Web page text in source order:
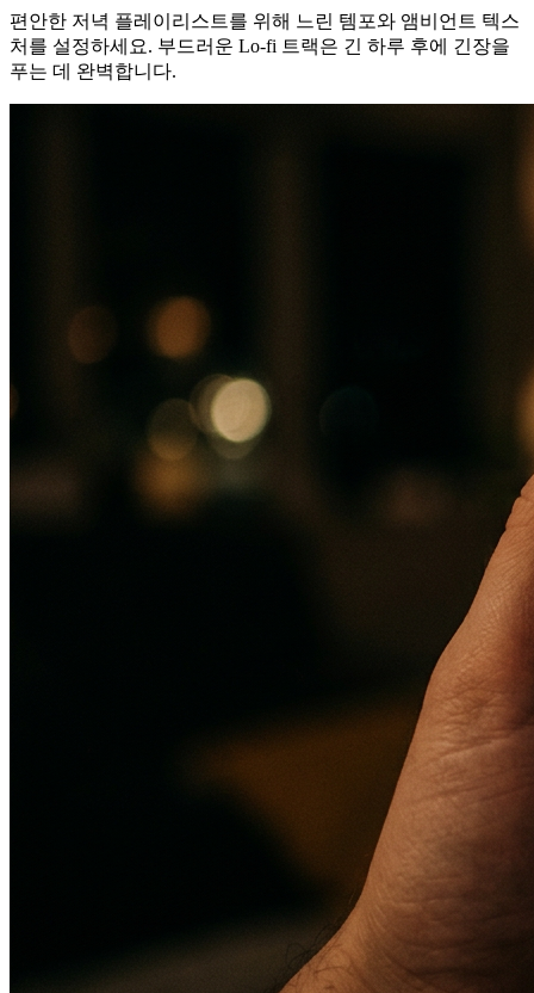
편안한 저녁 플레이리스트를 위해 느린 템포와 앰비언트 텍스
처를 설정하세요. 부드러운 Lo-fi 트랙은 긴 하루 후에 긴장을
푸는 데 완벽합니다.